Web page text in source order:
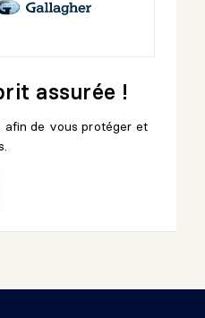
assurée !
de vous protéger et